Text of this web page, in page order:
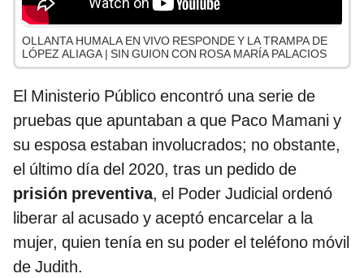
OLLANTA HUMALA EN VIVO RESPONDE Y LA TRAMPA DE
LÓPEZ ALIAGA | SIN GUION CON ROSA MARÍA PALACIOS
El Ministerio Público encontró una serie de
pruebas que apuntaban a que Paco Mamani y
su esposa estaban involucrados; no obstante,
el último día del 2020, tras un pedido de
prisión preventiva, el Poder Judicial ordenó
liberar al acusado y aceptó encarcelar a la
mujer, quien tenía en su poder el teléfono móvil
de Judith.